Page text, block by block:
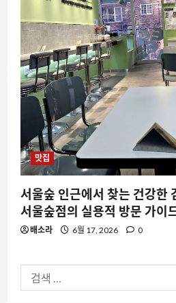
맛집
서울숲 인근에서 찾는 건강한
서울숲점의 실용적 방문 가이
배소라 6월 17, 2026 0
색:
4
스팀
스팀 입력이 비
이유와 데스크
8월 9, 2026
5
자동차
닛산이 중국
으로 줄인 진짜
8월 9, 2026
자동차
미국 전문가가
지금 주목받는가
스팀